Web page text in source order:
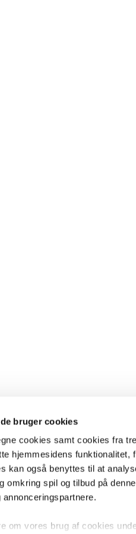
bruger cookies
cookies samt cookies fra
hjemmesidens
kan også benyttes til at
omkring spil og tilbud på
om vores brug af cookies